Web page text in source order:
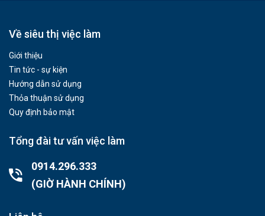
Về siêu thị việc làm
Giới thiệu
Tin tức - sự kiện
Hướng dẫn sử dụng
Thỏa thuận sử dụng
Quy định bảo mật
Tổng đài tư vấn việc làm
0914.296.333
(GIỜ HÀNH CHÍNH)